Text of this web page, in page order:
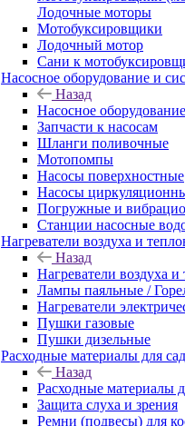
Лодочные моторы
Мотобуксировщики
Лодочный мотор
Сани к
Насосное оборудование и
Назад
Насосное
Запчасти к насосам
Шланги поливочные
Мотопомпы
Насосы поверхностные
Насосы
Погружные и
Станции насосные
Нагреватели воздуха и
Назад
Нагреватели воздуха
Лампы паяльные /
Нагреватели
Пушки газовые
Пушки дизельные
Расходные материалы для
Назад
Расходные материалы
Защита слуха и зрения
Ремни (подвесы) для